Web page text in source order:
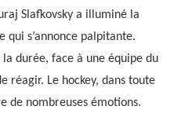
Slafkovsky a illuminé la
qui s’annonce palpitante.
durée, face à une équipe du
réagir. Le hockey, dans toute
de nombreuses émotions.